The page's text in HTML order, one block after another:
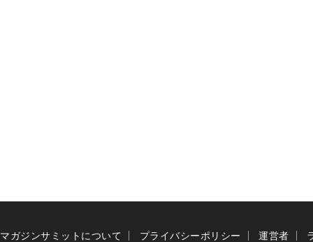
マガジンサミットについて プライバシーポリシー 運営者